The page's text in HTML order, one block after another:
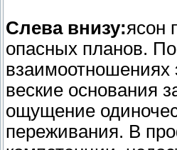
Слева внизу:ясон
опасных планов.
взаимоотношениях
веские основания
ощущение
переживания. В